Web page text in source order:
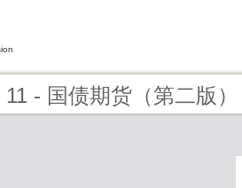
11 - 国债期货（第二版）